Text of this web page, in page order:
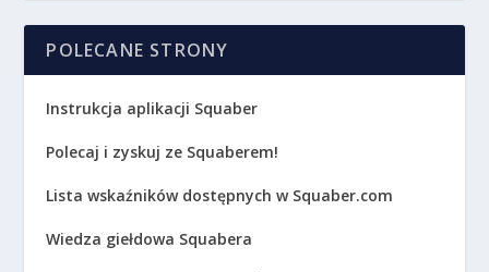
POLECANE STRONY
Instrukcja aplikacji Squaber
Polecaj i zyskuj ze Squaberem!
Lista wskaźników dostępnych w Squaber.com
Wiedza giełdowa Squabera